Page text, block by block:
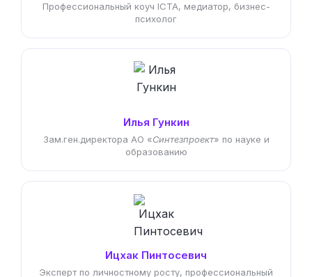
Профессиональный коуч ICTA, медиатор, бизнес-
психолог
Илья Гункин
Зам.ген.директора АО «Синтезпроект» по науке и
образованию
Ицхак Пинтосевич
Эксперт по личностному росту, профессиональный